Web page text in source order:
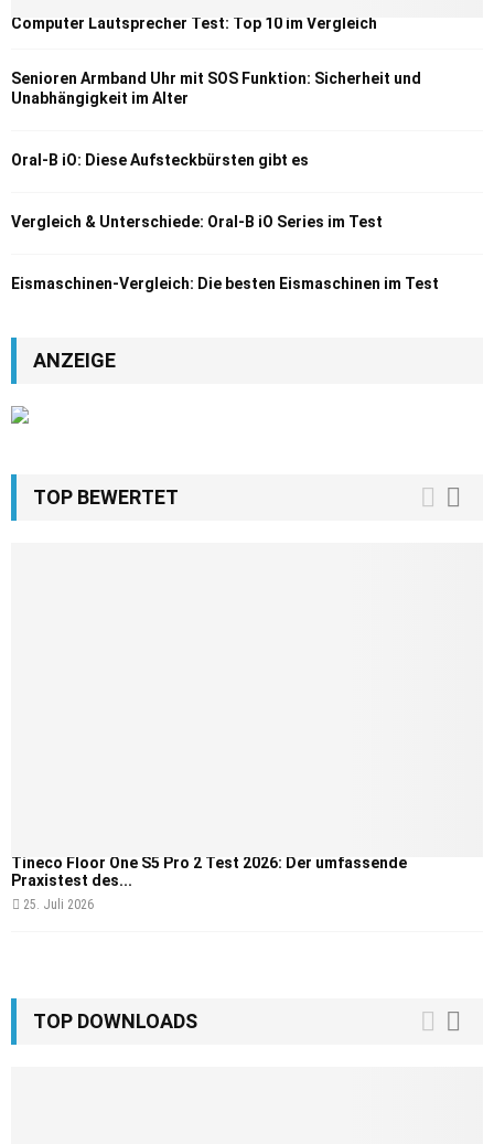
Computer Lautsprecher Test: Top 10 im Vergleich
Senioren Armband Uhr mit SOS Funktion: Sicherheit und
Unabhängigkeit im Alter
Oral-B iO: Diese Aufsteckbürsten gibt es
Vergleich & Unterschiede: Oral-B iO Series im Test
Eismaschinen-Vergleich: Die besten Eismaschinen im Test
ANZEIGE
TOP BEWERTET
Tineco Floor One S5 Pro 2 Test 2026: Der umfassende
Praxistest des...
25. Juli 2026
TOP DOWNLOADS